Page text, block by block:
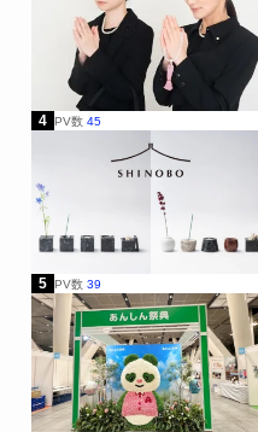
4 PV数 45
5 PV数 39